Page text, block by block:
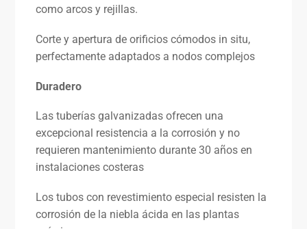
como arcos y rejillas.
Corte y apertura de orificios cómodos in situ,
perfectamente adaptados a nodos complejos
Duradero
Las tuberías galvanizadas ofrecen una
excepcional resistencia a la corrosión y no
requieren mantenimiento durante 30 años en
instalaciones costeras
Los tubos con revestimiento especial resisten la
corrosión de la niebla ácida en las plantas